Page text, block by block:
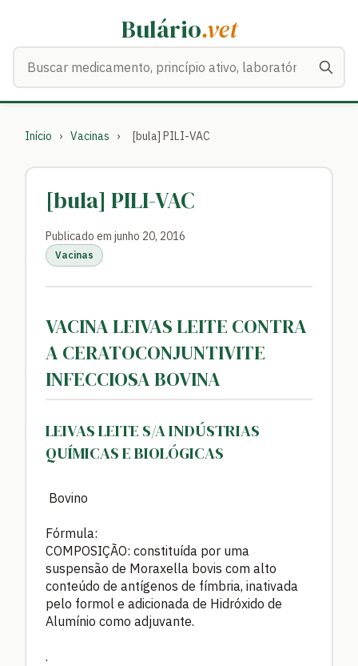
Bulário.vet
Início › Vacinas › [bula] PILI-VAC
[bula] PILI-VAC
Publicado em junho 20, 2016
Vacinas
VACINA LEIVAS LEITE CONTRA
A CERATOCONJUNTIVITE
INFECCIOSA BOVINA
LEIVAS LEITE S/A INDÚSTRIAS
QUÍMICAS E BIOLÓGICAS
Bovino
Fórmula:
COMPOSIÇÃO: constituída por uma
suspensão de Moraxella bovis com alto
conteúdo de antígenos de fímbria, inativada
pelo formol e adicionada de Hidróxido de
Alumínio como adjuvante.
.